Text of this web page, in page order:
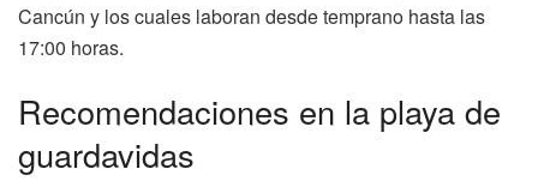
Cancún y los cuales laboran desde temprano hasta las
17:00 horas.
Recomendaciones en la playa de
guardavidas